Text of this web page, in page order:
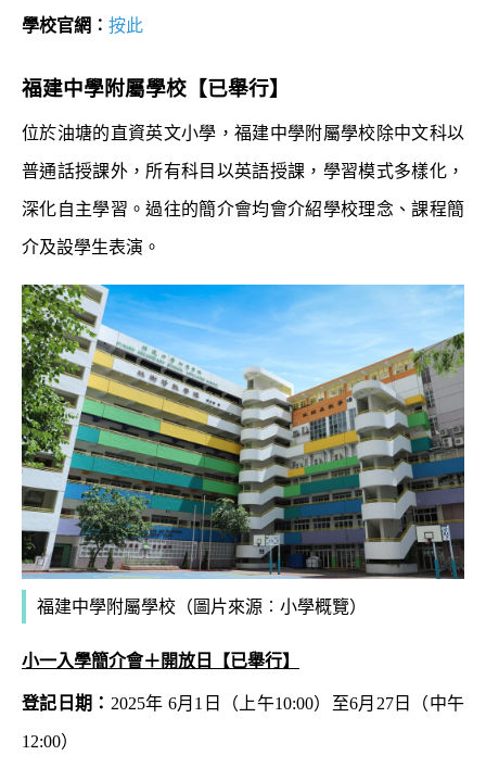
學校官網︰ 按此
福建中學附屬學校 【已舉行】
位於油塘的直資英文小學，福建中學附屬學校除中文科以
普通話授課外，所有科目以英語授課，學習模式多樣化，
深化自主學習。過往的簡介會均會介紹學校理念、課程簡
介及設學生表演。
福建中學附屬學校（圖片來源︰小學概覽）
小一入學簡介會＋開放日 【已舉行】
登記日期： 2025年 6月1日（上午10:00）至6月27日（中午
12:00）